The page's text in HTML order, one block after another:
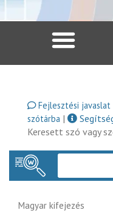
Fejlesztési javaslat
szótárba |
Keresett szó vagy
Magyar kifejezés